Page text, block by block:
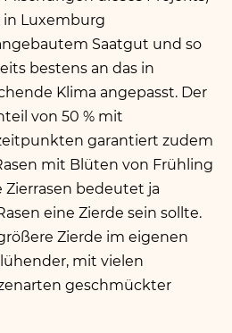
in Luxemburg
Saatgut und so
bestens an das in
Klima angepasst. Der
von 50 % mit
garantiert zudem
mit Blüten von Frühling
Zierrasen bedeutet ja
eine Zierde sein sollte.
Zierde im eigenen
mit vielen
geschmückter